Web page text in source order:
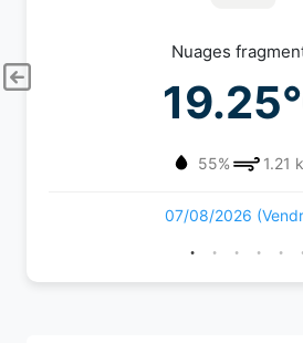
Nuages
55% 1.21
07/08/2026